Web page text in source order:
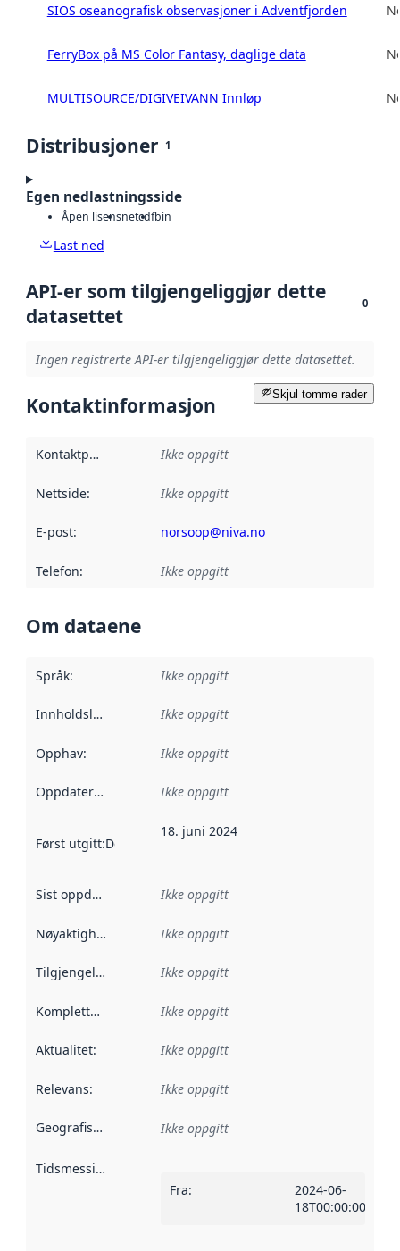
SIOS oseanografisk observasjoner i Adventfjorden
FerryBox på MS Color Fantasy, daglige data
MULTISOURCE/DIGIVEIVANN Innløp
Distribusjoner 1
Egen nedlastningsside
Åpen lisensnetcdfbin
Last ned
API-er som tilgjengeliggjør dette
datasettet
0
Ingen registrerte API-er tilgjengeliggjør dette datasettet.
Skjul tomme rader
Kontaktinformasjon
Kontaktpunkt Ikke oppgitt
Nettside: Ikke oppgitt
E-post: norsoop@niva.no
Telefon: Ikke oppgitt
Om dataene
Språk: Ikke oppgitt
Innholdsleverandører :
Ikke oppgitt
Opphav: Ikke oppgitt
Oppdateringsfrekvens :
Ikke oppgitt
Først utgitt:Denne datoen sier når dataene i dette
18. juni 2024
Sist oppdatert Ikke oppgitt
Nøyaktighet Ikke oppgitt
Tilgjengelighet Ikke oppgitt
Kompletthet Ikke oppgitt
Aktualitet: Ikke oppgitt
Relevans: Ikke oppgitt
Geografisk avgrensning :
Ikke oppgitt
Tidsmessig avgrensning
Fra:
2024-06-
18T00:00:00Z